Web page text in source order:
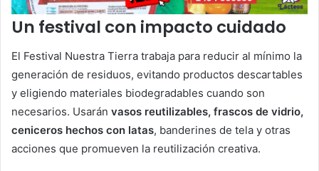
Un festival con impacto cuidado
El Festival Nuestra Tierra trabaja para reducir al mínimo la
generación de residuos, evitando productos descartables
y eligiendo materiales biodegradables cuando son
necesarios. Usarán vasos reutilizables, frascos de vidrio,
ceniceros hechos con latas, banderines de tela y otras
acciones que promueven la reutilización creativa.